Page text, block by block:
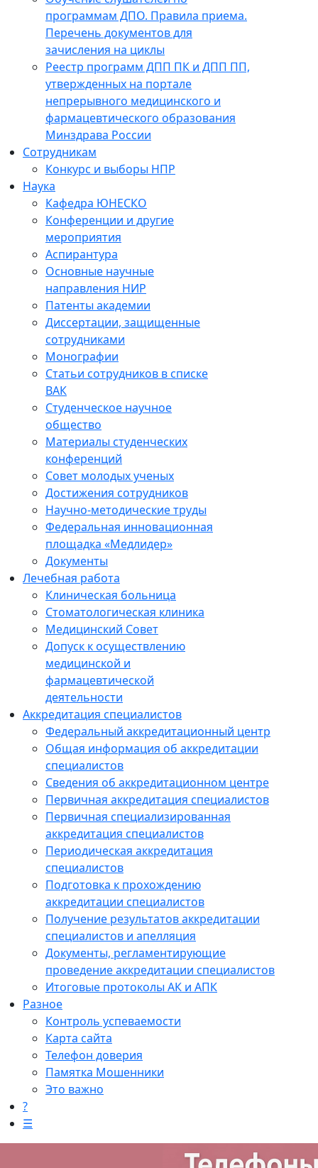
программам ДПО. Правила приема.
Перечень документов для
зачисления на циклы
Реестр программ ДПП ПК и ДПП ПП,
утвержденных на портале
непрерывного медицинского и
фармацевтического образования
Минздрава России
Сотрудникам
Конкурс и выборы НПР
Наука
Кафедра ЮНЕСКО
Конференции и другие
мероприятия
Аспирантура
Основные научные
направления НИР
Патенты академии
Диссертации, защищенные
сотрудниками
Монографии
Статьи сотрудников в списке
ВАК
Студенческое научное
общество
Материалы студенческих
конференций
Совет молодых ученых
Достижения сотрудников
Научно-методические труды
Федеральная инновационная
площадка «Медлидер»
Документы
Лечебная работа
Клиническая больница
Стоматологическая клиника
Медицинский Совет
Допуск к осуществлению
медицинской и
фармацевтической
деятельности
Аккредитация специалистов
Федеральный аккредитационный центр
Общая информация об аккредитации
специалистов
Сведения об аккредитационном центре
Первичная аккредитация специалистов
Первичная специализированная
аккредитация специалистов
Периодическая аккредитация
специалистов
Подготовка к прохождению
аккредитации специалистов
Получение результатов аккредитации
специалистов и апелляция
Документы, регламентирующие
проведение аккредитации специалистов
Итоговые протоколы АК и АПК
Разное
Контроль успеваемости
Карта сайта
Телефон доверия
Памятка Мошенники
Это важно
?
☰